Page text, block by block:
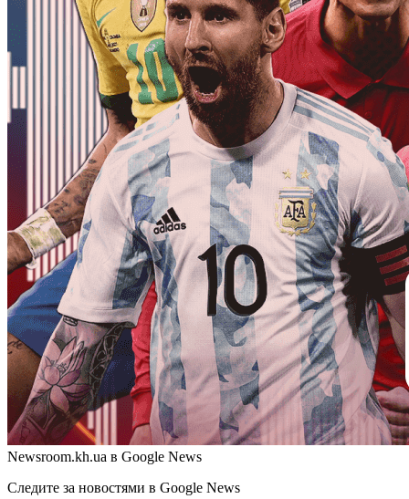
Newsroom.kh.ua в Google News
Следите за новостями в Google News